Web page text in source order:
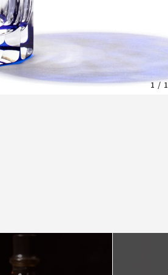
1 / 1